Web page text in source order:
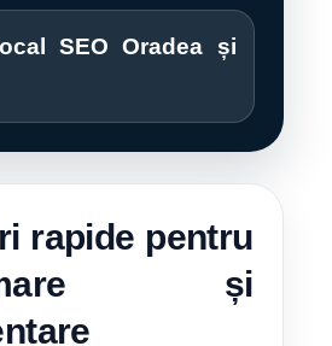
SEO Oradea și
rapide pentru
și